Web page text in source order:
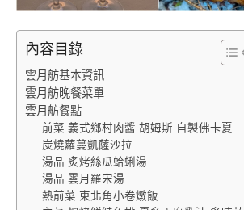
內容目錄
雲月舫基本資訊
雲月舫晚餐菜單
雲月舫餐點
前菜 義式鄉村肉醬 胡姆斯 自製佛卡夏
炭燒蘿蔓凱薩沙拉
湯品 炙烤絲瓜蛤蜊湯
湯品 雲月羅宋湯
熱前菜 東北角小卷燉飯